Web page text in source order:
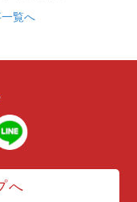
覧へ
へ